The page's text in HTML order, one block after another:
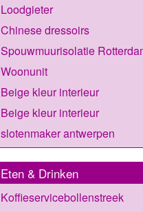
Loodgieter
Chinese dressoirs
Spouwmuurisolatie
Woonunit
Beige kleur interieur
Beige kleur interieur
slotenmaker antwerpen
Eten & Drinken
Koffieservicebollenstreek